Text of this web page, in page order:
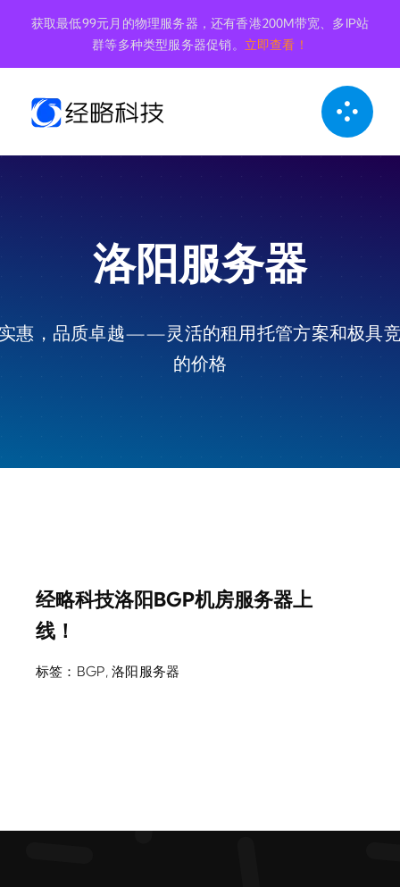
内
获取最低99元月的物理服务器，还有香港200M带宽、多IP站
群等多种类型服务器促销。 立即查看！
洛阳服务器
惠，品质卓越——灵活的租用托管方案和极具
的价格
经略科技洛阳BGP机房服务器上
线！
标签： BGP,洛阳服务器